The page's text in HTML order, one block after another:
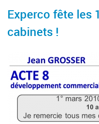
Experco fête les
cabinets !